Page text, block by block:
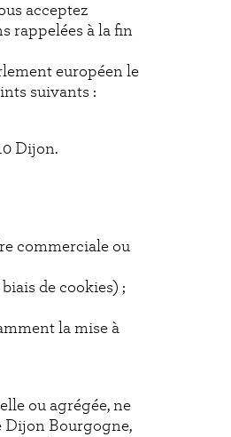
acceptez
rappelées à la fin
européen le
suivants :
Dijon.
commerciale ou
de cookies) ;
la mise à
ou agrégée, ne
Dijon Bourgogne,